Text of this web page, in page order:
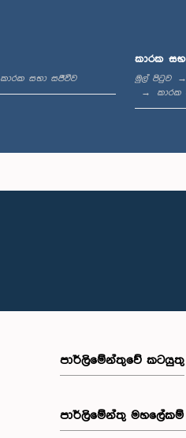
කාරක සභා සජීවීව
කාරක
මුල් පිටුව
කාරක
පාර්ලිමේන්තුවේ කටයුතු
පාර්ලිමේන්තු මහලේකම්